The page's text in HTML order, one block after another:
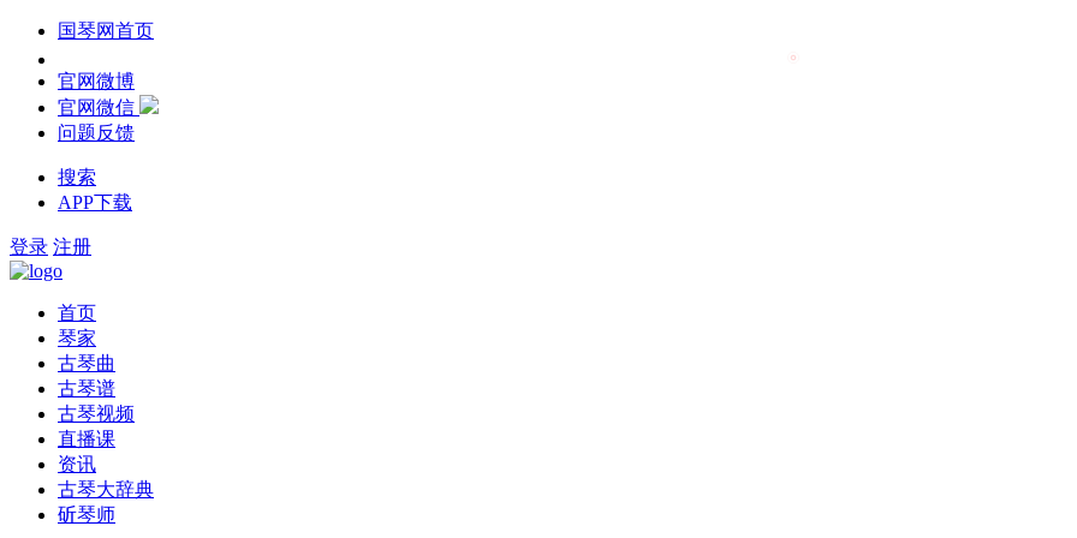
国琴网首页
官网微博
官网微信
问题反馈
搜索
APP下载
登录 注册
首页
琴家
古琴曲
古琴谱
古琴视频
直播课
资讯
古琴大辞典
斫琴师